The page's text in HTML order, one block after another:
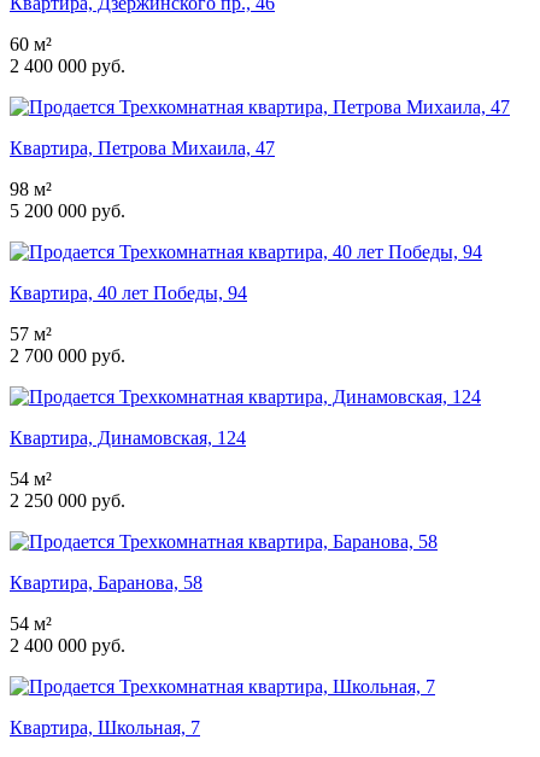
60 м²
2 400 000 руб.
Квартира, Петрова Михаила, 47
98 м²
5 200 000 руб.
Квартира, 40 лет Победы, 94
57 м²
2 700 000 руб.
Квартира, Динамовская, 124
54 м²
2 250 000 руб.
Квартира, Баранова, 58
54 м²
2 400 000 руб.
Квартира, Школьная, 7